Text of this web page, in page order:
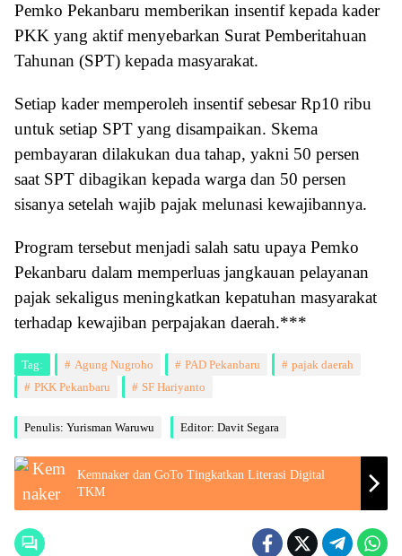
Pemko Pekanbaru memberikan insentif kepada kader
PKK yang aktif menyebarkan Surat Pemberitahuan
Tahunan (SPT) kepada masyarakat.
Setiap kader memperoleh insentif sebesar Rp10 ribu
untuk setiap SPT yang disampaikan. Skema
pembayaran dilakukan dua tahap, yakni 50 persen
saat SPT dibagikan kepada warga dan 50 persen
sisanya setelah wajib pajak melunasi kewajibannya.
Program tersebut menjadi salah satu upaya Pemko
Pekanbaru dalam memperluas jangkauan pelayanan
pajak sekaligus meningkatkan kepatuhan masyarakat
terhadap kewajiban perpajakan daerah.***
Tag: Agung Nugroho PAD Pekanbaru
pajak daerah
PKK Pekanbaru
SF Hariyanto
Penulis: Yurisman Waruwu Editor: Davit Segara
Kemnaker dan GoTo Tingkatkan Literasi Digital
TKM